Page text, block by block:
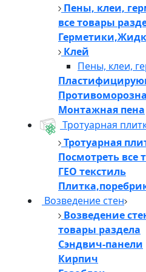
Пены, клеи,
все товары
Клей
Пены, клеи,
Монтажная пена
Тротуарная
Тротуарная
Посмотреть все
ГЕО текстиль
Возведение стен
Возведение
товары раздела
Сэндвич-панели
Кирпич